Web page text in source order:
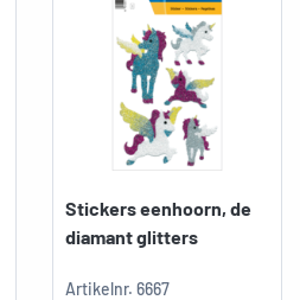
Stickers eenhoorn, de
diamant glitters
Artikelnr. 6667